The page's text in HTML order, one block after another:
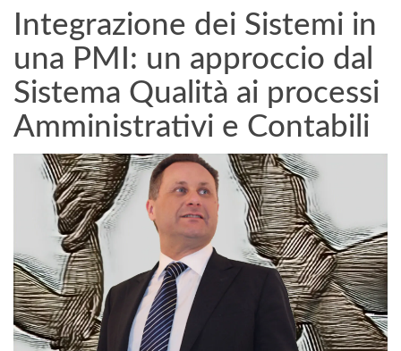
Integrazione dei Sistemi in
una PMI: un approccio dal
Sistema Qualità ai processi
Amministrativi e Contabili